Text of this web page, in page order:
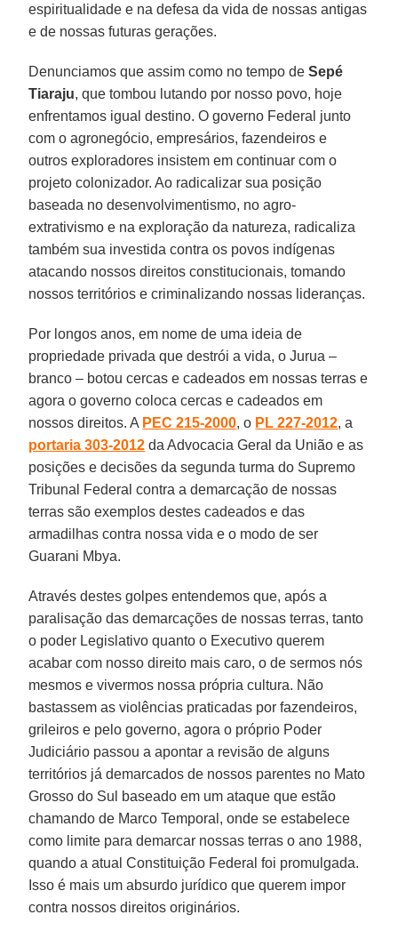
espiritualidade e na defesa da vida de nossas antigas
e de nossas futuras gerações.
Denunciamos que assim como no tempo deSepé
Tiaraju, que tombou lutando por nosso povo, hoje
enfrentamos igual destino. O governo Federal junto
com o agronegócio, empresários, fazendeiros e
outros exploradores insistem em continuar com o
projeto colonizador. Ao radicalizar sua posição
baseada no desenvolvimentismo, no agro-
extrativismo e na exploração da natureza, radicaliza
também sua investida contra os povos indígenas
atacando nossos direitos constitucionais, tomando
nossos territórios e criminalizando nossas lideranças.
Por longos anos, em nome de uma ideia de
propriedade privada que destrói a vida, o Jurua –
branco – botou cercas e cadeados em nossas terras e
agora o governo coloca cercas e cadeados em
nossos direitos. A PEC 215-2000, o PL 227-2012, a
portaria 303-2012 da Advocacia Geral da União e as
posições e decisões da segunda turma do Supremo
Tribunal Federal contra a demarcação de nossas
terras são exemplos destes cadeados e das
armadilhas contra nossa vida e o modo de ser
Guarani Mbya.
Através destes golpes entendemos que, após a
paralisação das demarcações de nossas terras, tanto
o poder Legislativo quanto o Executivo querem
acabar com nosso direito mais caro, o de sermos nós
mesmos e vivermos nossa própria cultura. Não
bastassem as violências praticadas por fazendeiros,
grileiros e pelo governo, agora o próprio Poder
Judiciário passou a apontar a revisão de alguns
territórios já demarcados de nossos parentes no Mato
Grosso do Sul baseado em um ataque que estão
chamando de Marco Temporal, onde se estabelece
como limite para demarcar nossas terras o ano 1988,
quando a atual Constituição Federal foi promulgada.
Isso é mais um absurdo jurídico que querem impor
contra nossos direitos originários.